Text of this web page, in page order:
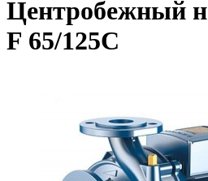
Центробежный
F 65/125C